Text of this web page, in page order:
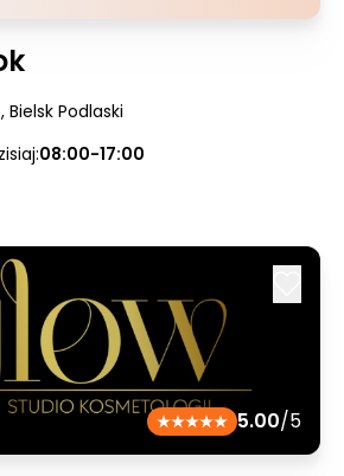
, Bielsk Podlaski
08:00-17:00
5.00/5